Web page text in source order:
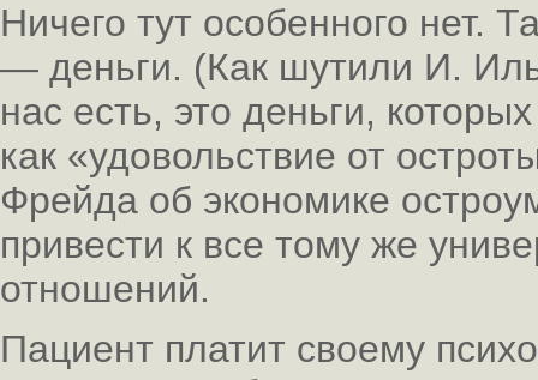
Ничего тут особенного нет.
— деньги. (Как шутили И.
нас есть, это деньги,
как «удовольствие от
Фрейда об экономике
привести к все тому же
отношений.
Пациент платит своему